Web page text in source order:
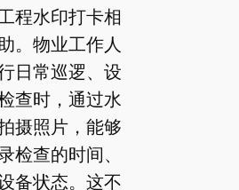
程水印打卡相
。物业工作人
日常巡逻、设
查时，通过水
摄照片，能够
检查的时间、
备状态。这不